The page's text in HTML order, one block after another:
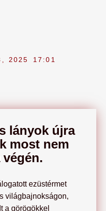
2025 17:01
lányok újra
most nem
ezüstérmet
világbajnokságon,
a görögökkel